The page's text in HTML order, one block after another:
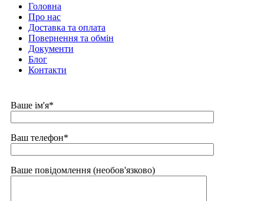
Головна
Про нас
Доставка та оплата
Повернення та обмін
Документи
Блог
Контакти
Ваше ім'я*
Ваш телефон*
Ваше повідомлення (необов'язково)